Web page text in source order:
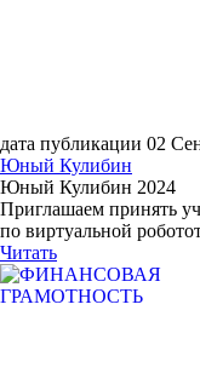
дата публикации 02
Юный Кулибин
Юный Кулибин 2024
Приглашаем принять
по виртуальной
Читать